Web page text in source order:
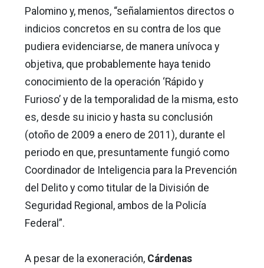
Palomino y, menos, “señalamientos directos o
indicios concretos en su contra de los que
pudiera evidenciarse, de manera unívoca y
objetiva, que probablemente haya tenido
conocimiento de la operación ‘Rápido y
Furioso’ y de la temporalidad de la misma, esto
es, desde su inicio y hasta su conclusión
(otoño de 2009 a enero de 2011), durante el
periodo en que, presuntamente fungió como
Coordinador de Inteligencia para la Prevención
del Delito y como titular de la División de
Seguridad Regional, ambos de la Policía
Federal”.
A pesar de la exoneración, Cárdenas